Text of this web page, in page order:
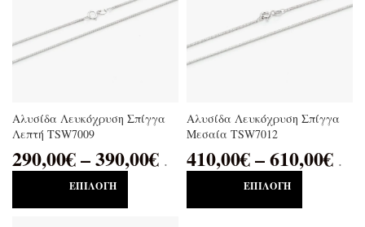
Αλυσίδα Λευκόχρυση Σπίγγα
Λεπτή TSW7009
290,00€–390,00€ .
ΕΠΙΛΟΓΉ
Αλυσίδα Λευκόχρυση Σπίγγα
Μεσαία TSW7012
410,00€–610,00€ .
ΕΠΙΛΟΓΉ